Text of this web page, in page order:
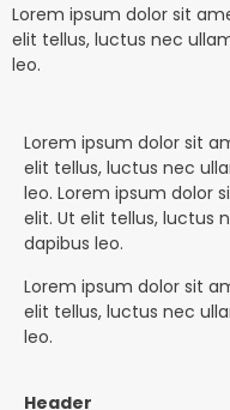
Lorem ipsum dolor sit
elit tellus, luctus nec
leo.
Lorem ipsum dolor sit
elit tellus, luctus nec
leo. Lorem ipsum dolor
elit. Ut elit tellus, luctus
dapibus leo.
Lorem ipsum dolor sit
elit tellus, luctus nec
leo.
Header